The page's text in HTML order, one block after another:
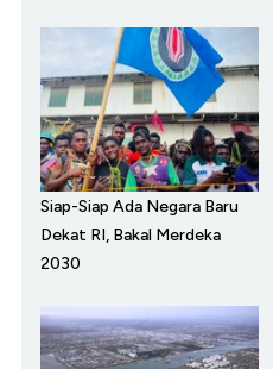
Siap-Siap Ada Negara Baru
Dekat RI, Bakal Merdeka
2030